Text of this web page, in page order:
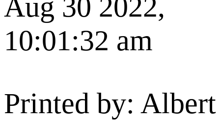
Aug 30 2022,
10:01:32 am
Printed by: Albert